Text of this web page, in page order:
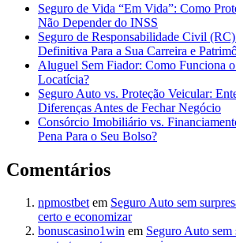
Seguro de Vida “Em Vida”: Como
Não Depender do INSS
Seguro de Responsabilidade Civil
Definitiva Para a Sua Carreira e
Aluguel Sem Fiador: Como Funciona
Locatícia?
Seguro Auto vs. Proteção Veicular:
Diferenças Antes de Fechar Negócio
Consórcio Imobiliário vs.
Pena Para o Seu Bolso?
Comentários
npmostbetem Seguro Auto sem
certo e economizar
bonuscasino1win em Seguro Auto sem